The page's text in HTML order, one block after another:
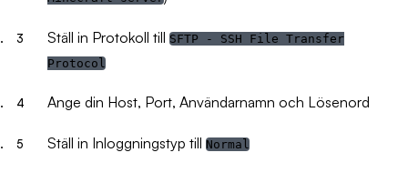
Ställ in Protokoll till SFTP - SSH File Transfer
Protocol
Ange din Host, Port, Användarnamn och Lösenord
Ställ in Inloggningstyp till Normal